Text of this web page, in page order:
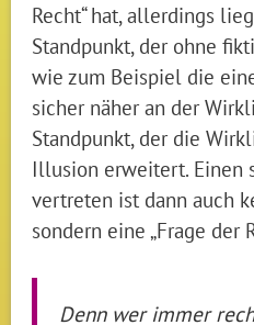
Recht“ hat, allerdings
Standpunkt, der ohne
wie zum Beispiel die
sicher näher an der
Standpunkt, der die
Illusion erweitert. Einen
vertreten ist dann auch
sondern eine „Frage der
Denn wer immer